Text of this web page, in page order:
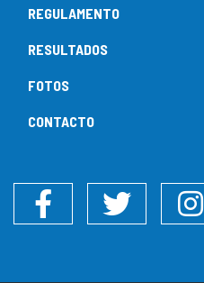
REGULAMENTO
RESULTADOS
FOTOS
CONTACTO
Twitter